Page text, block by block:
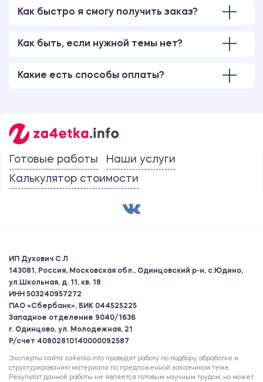
Как быстро я смогу получить заказ?
Как быть, если нужной темы нет?
Какие есть способы оплаты?
Готовые работы
Наши услуги
Калькулятор стоимости
ИП Духович С.Л
143081, Россия, Московская обл., Одинцовский р-н, с.Юдино,
ул.Школьная, д. 11, кв. 18
ИНН 503240957272
ПАО «Сбербанк», БИК 044525225
Западное отделение 9040/1636
г. Одинцово, ул. Молодежная, 21
Р/счет 40802810140000092587
Эксперты сайта za4etka.info проводят работу по подбору, обработке и
структурированию материала по предложенной заказчиком теме.
Результат данной работы не является готовым научным трудом, но может